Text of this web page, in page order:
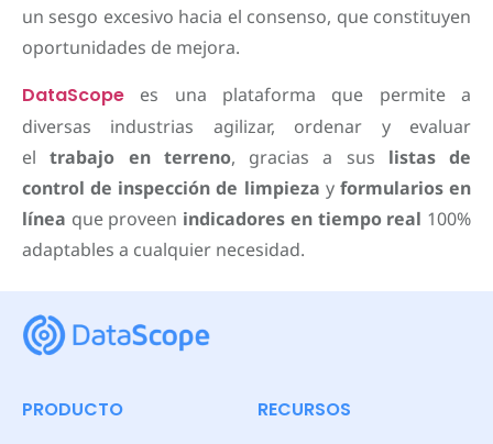
un sesgo excesivo hacia el consenso, que constituyen
oportunidades de mejora.
DataScope es una plataforma que permite a
diversas industrias agilizar, ordenar y evaluar
eltrabajo en terreno, gracias a sus listas de
control de inspección de limpieza y formularios en
línea que proveen indicadores en tiempo real 100%
adaptables a cualquier necesidad.
PRODUCTO RECURSOS